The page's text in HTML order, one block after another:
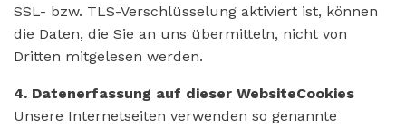
SSL- bzw. TLS-Verschlüsselung aktiviert ist, können
die Daten, die Sie an uns übermitteln, nicht von
Dritten mitgelesen werden.
4. Datenerfassung auf dieser WebsiteCookies
Unsere Internetseiten verwenden so genannte